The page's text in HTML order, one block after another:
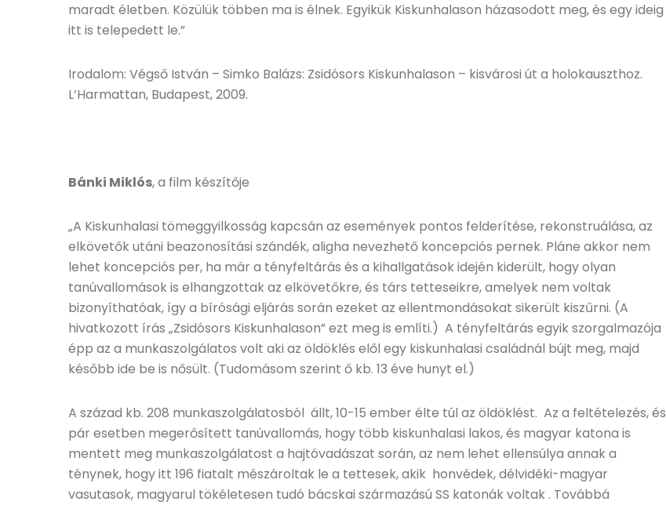
maradt életben. Közülük többen ma is élnek. Egyikük Kiskunhalason házasodott meg, és egy ideig
itt is telepedett le.”
Irodalom: Végső István – Simko Balázs: Zsidósors Kiskunhalason – kisvárosi út a holokauszthoz.
L’Harmattan, Budapest, 2009.
Bánki Miklós, a film készítője
„A Kiskunhalasi tömeggyilkosság kapcsán az események pontos felderítése, rekonstruálása, az
elkövetők utáni beazonosítási szándék, aligha nevezhető koncepciós pernek. Pláne akkor nem
lehet koncepciós per, ha már a tényfeltárás és a kihallgatások idején kiderült, hogy olyan
tanúvallomások is elhangzottak az elkövetőkre, és társ tetteseikre, amelyek nem voltak
bizonyíthatóak, így a bírósági eljárás során ezeket az ellentmondásokat sikerült kiszűrni. (A
hivatkozott írás „Zsidósors Kiskunhalason” ezt meg is említi.) A tényfeltárás egyik szorgalmazója
épp az a munkaszolgálatos volt aki az öldöklés elől egy kiskunhalasi családnál bújt meg, majd
később ide be is nősült. (Tudomásom szerint ő kb. 13 éve hunyt el.)
A század kb. 208 munkaszolgálatosból állt, 10-15 ember élte túl az öldöklést. Az a feltételezés, és
pár esetben megerősített tanúvallomás, hogy több kiskunhalasi lakos, és magyar katona is
mentett meg munkaszolgálatost a hajtóvadászat során, az nem lehet ellensúlya annak a
ténynek, hogy itt 196 fiatalt mészároltak le a tettesek, akik honvédek, délvidéki-magyar
vasutasok, magyarul tökéletesen tudó bácskai származású SS katonák voltak . Továbbá